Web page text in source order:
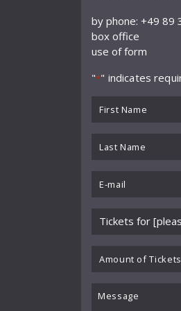
Büchner Georg
Burkhard Willy
Busch Adolf
Buß
Chartier
Cocteau Jean
Collaer Paul
Cornelia Kallisch
Curjell Hans
Dallapiccola Luigi
by phone: +49 89
box office
use of form
"*" indicates
First
Name
*Last
Name
*Email
*
Please
choose
event
Amount
of
Tickets
Message